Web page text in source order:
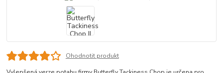
Ohodnotit produkt